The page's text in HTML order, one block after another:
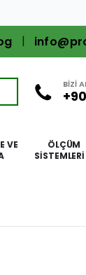
BİZİ
VE
ÖLÇÜM
SISTEMLERI